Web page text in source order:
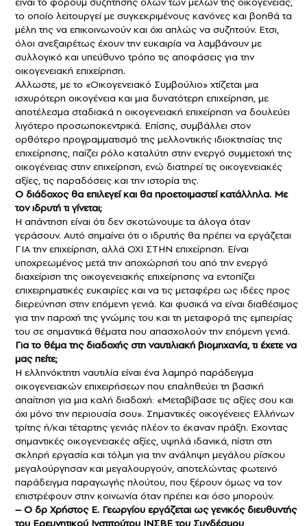
το οποίο λειτουργεί με συγκεκριμένους κανόνες και βοηθά τα
μέλη της να επικοινωνούν και όχι απλώς να συζητούν. Ετσι,
όλοι ανεξαιρέτως έχουν την ευκαιρία να λαμβάνουν με
συλλογικό και υπεύθυνο τρόπο τις αποφάσεις για την
οικογενειακή επιχείρηση.
Αλλωστε, με το «Οικογενειακό Συμβούλιο» χτίζεται μια
ισχυρότερη οικογένεια και μια δυνατότερη επιχείρηση, με
αποτέλεσμα σταδιακά η οικογενειακή επιχείρηση να δουλεύει
λιγότερο προσωποκεντρικά. Επίσης, συμβάλλει στον
ορθότερο προγραμματισμό της μελλοντικής ιδιοκτησίας της
επιχείρησης, παίζει ρόλο καταλύτη στην ενεργό συμμετοχή της
οικογένειας στην επιχείρηση, ενώ διατηρεί τις οικογενειακές
αξίες, τις παραδόσεις και την ιστορία της.
Ο διάδοχος θα επιλεγεί και θα προετοιμαστεί κατάλληλα. Με
τον ιδρυτή τι γίνεται;
Η απάντηση είναι ότι δεν σκοτώνουμε τα άλογα όταν
γεράσουν. Αυτό σημαίνει ότι ο ιδρυτής θα πρέπει να εργάζεται
ΓΙΑ την επιχείρηση, αλλά ΟΧΙ ΣΤΗΝ επιχείρηση. Είναι
υποχρεωμένος μετά την αποχώρησή του από την ενεργό
διαχείριση της οικογενειακής επιχείρησης να εντοπίζει
επιχειρηματικές ευκαιρίες και να τις μεταφέρει ως ιδέες προς
διερεύνηση στην επόμενη γενιά. Και φυσικά να είναι διαθέσιμος
για την παροχή της γνώμης του και τη μεταφορά της εμπειρίας
του σε σημαντικά θέματα που απασχολούν την επόμενη γενιά.
Για το θέμα της διαδοχής στη ναυτιλιακή βιομηχανία, τι έχετε να
μας πείτε;
Η ελληνόκτητη ναυτιλία είναι ένα λαμπρό παράδειγμα
οικογενειακών επιχειρήσεων που επαληθεύει τη βασική
απαίτηση για μια καλή διαδοχή: «Μεταβίβασε τις αξίες σου και
όχι μόνο την περιουσία σου». Σημαντικές οικογένειες Ελλήνων
τρίτης ή/και τέταρτης γενιάς πλέον το έκαναν πράξη. Εχοντας
σημαντικές οικογενειακές αξίες, υψηλά ιδανικά, πίστη στη
σκληρή εργασία και τόλμη για την ανάληψη μεγάλου ρίσκου
μεγαλούργησαν και μεγαλουργούν, αποτελώντας φωτεινό
παράδειγμα παραγωγής πλούτου, που ξέρουν όμως να τον
επιστρέφουν στην κοινωνία όταν πρέπει και όσο μπορούν.
– O δρ Χρήστος Ε. Γεωργίου εργάζεται ως γενικός διευθυντής
του Ερευνητικού Ινστιτούτου ΙΝΣΒΕ του Συνδέσμου